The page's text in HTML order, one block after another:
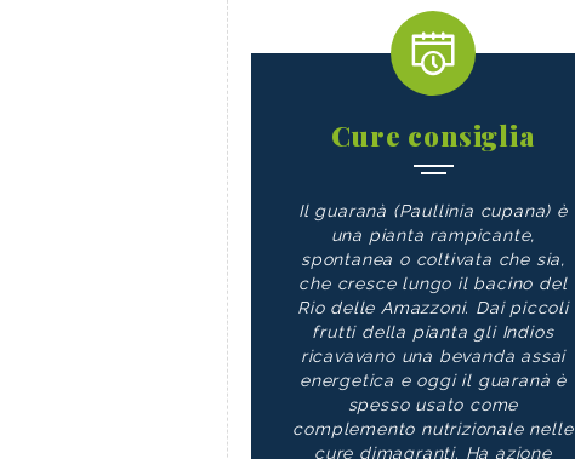
Cure consiglia
Il guaranà (Paullinia cupana) è
una pianta rampicante,
spontanea o coltivata che sia,
che cresce lungo il bacino del
Rio delle Amazzoni. Dai piccoli
frutti della pianta gli Indios
ricavavano una bevanda assai
energetica e oggi il guaranà è
spesso usato come
complemento nutrizionale nelle
cure dimagranti. Ha azione